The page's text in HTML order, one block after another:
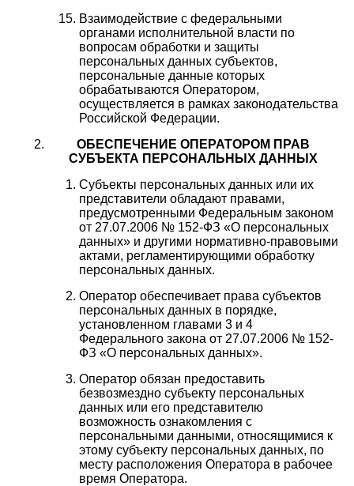
Взаимодействие с федеральными
органами исполнительной власти по
вопросам обработки и защиты
персональных данных субъектов,
персональные данные которых
обрабатываются Оператором,
осуществляется в рамках законодательства
Российской Федерации.
ОБЕСПЕЧЕНИЕ ОПЕРАТОРОМ ПРАВ
СУБЪЕКТА ПЕРСОНАЛЬНЫХ ДАННЫХ
Субъекты персональных данных или их
представители обладают правами,
предусмотренными Федеральным законом
от 27.07.2006 № 152-ФЗ «О персональных
данных» и другими нормативно-правовыми
актами, регламентирующими обработку
персональных данных.
Оператор обеспечивает права субъектов
персональных данных в порядке,
установленном главами 3 и 4
Федерального закона от 27.07.2006 № 152-
ФЗ «О персональных данных».
Оператор обязан предоставить
безвозмездно субъекту персональных
данных или его представителю
возможность ознакомления с
персональными данными, относящимися к
этому субъекту персональных данных, по
месту расположения Оператора в рабочее
время Оператора.